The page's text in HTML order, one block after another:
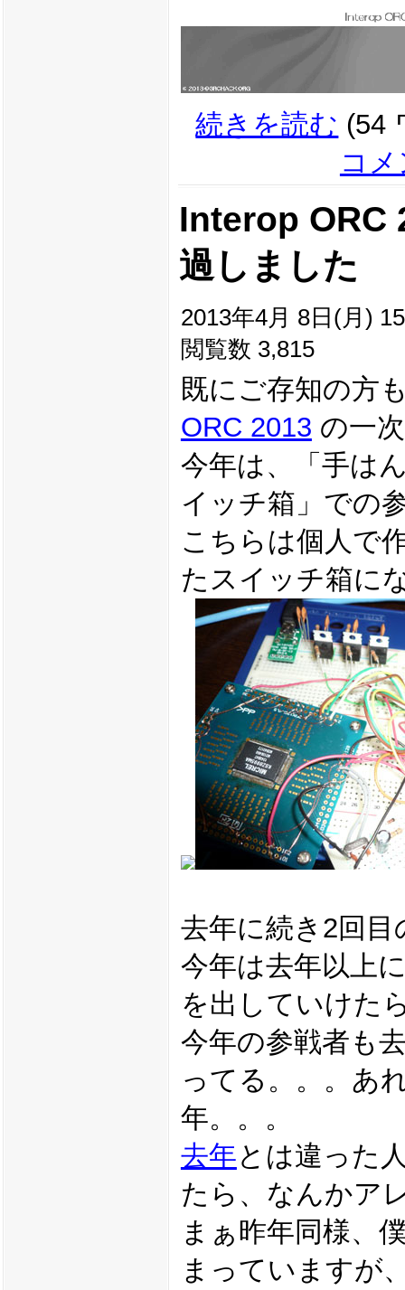
続きを読む (54
コ
Interop ORC
過しました
2013年4月 8日(月)
閲覧数 3,815
既にご存知の方
ORC 2013 の一
今年は、「手は
イッチ箱」での
こちらは個人で
たスイッチ箱に
去年に続き2回
今年は去年以上
を出していけた
今年の参戦者も
ってる。。。あ
年。。。
去年とは違った
たら、なんかア
まぁ昨年同様、
まっていますが